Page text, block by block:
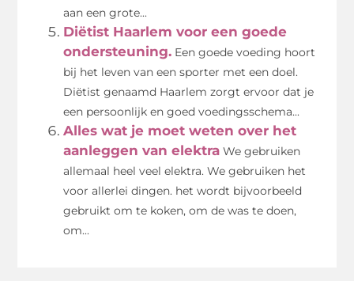
aan een grote...
Diëtist Haarlem voor een goede
ondersteuning. Een goede voeding hoort
bij het leven van een sporter met een doel.
Diëtist genaamd Haarlem zorgt ervoor dat je
een persoonlijk en goed voedingsschema...
Alles wat je moet weten over het
aanleggen van elektra We gebruiken
allemaal heel veel elektra. We gebruiken het
voor allerlei dingen. het wordt bijvoorbeeld
gebruikt om te koken, om de was te doen,
om...